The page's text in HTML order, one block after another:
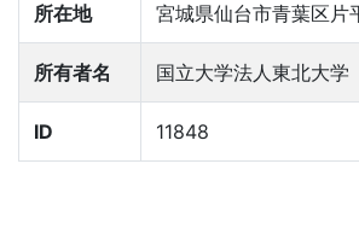
所在地 宮城県仙台市青葉区片
所有者名 国立大学法人東北大学
ID 11848